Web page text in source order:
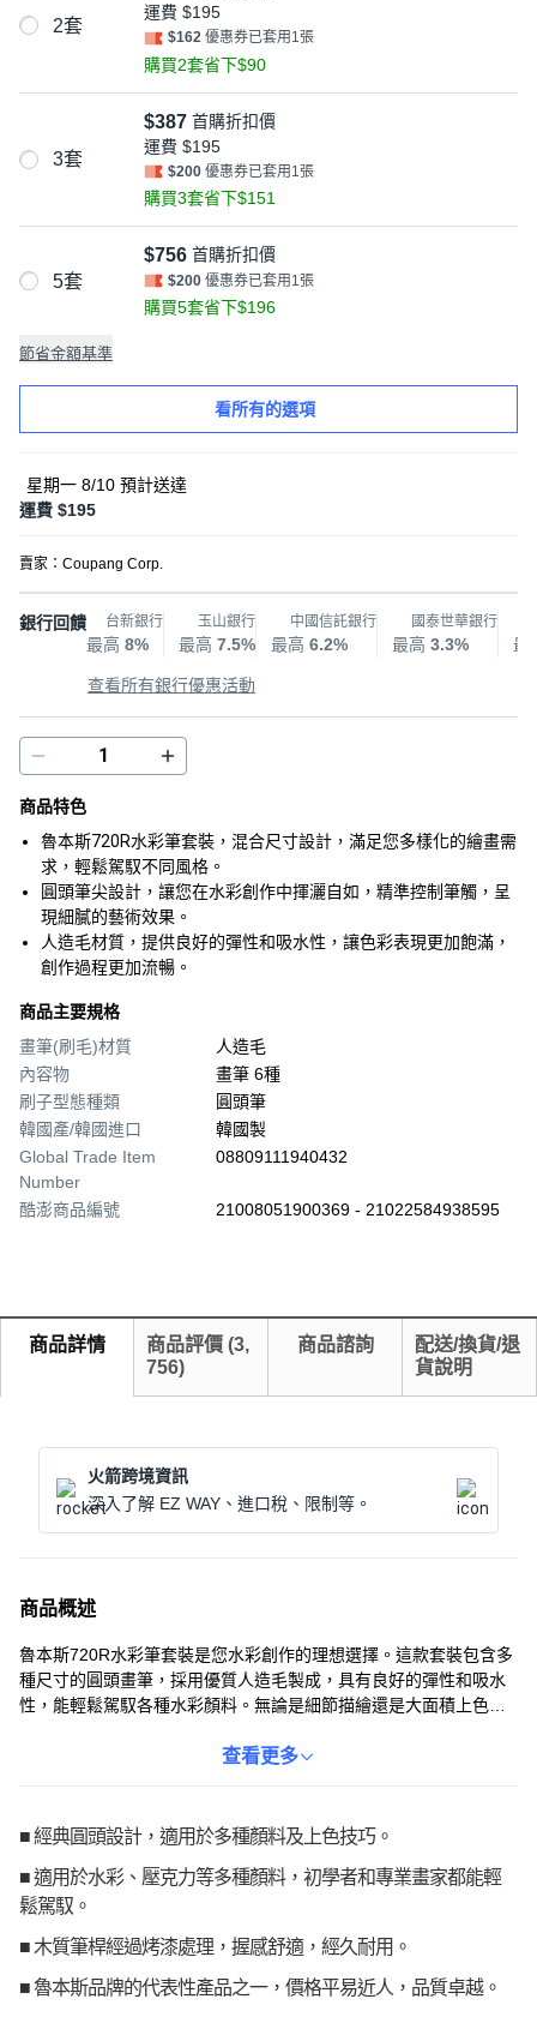
2套
運費 $195
$162 優惠券已套用1張
購買2套省下$90
3套
$387 首購折扣價
運費 $195
$200 優惠券已套用1張
購買3套省下$151
5套
$756 首購折扣價
$200 優惠券已套用1張
購買5套省下$196
節省金額基準
看所有的選項
星期一 8/10 預計送達
運費 $195
賣家： Coupang Corp.
銀行回饋 台新銀行
最高 8%
玉山銀行
最高 7.5%
中國信託銀行
最高 6.2%
國泰世華銀行
最高 3.3% 最
查看所有銀行優惠活動
商品特色
魯本斯720R水彩筆套裝，混合尺寸設計，滿足您多樣化的繪畫需
求，輕鬆駕馭不同風格。
圓頭筆尖設計，讓您在水彩創作中揮灑自如，精準控制筆觸，呈
現細膩的藝術效果。
人造毛材質，提供良好的彈性和吸水性，讓色彩表現更加飽滿，
創作過程更加流暢。
商品主要規格
畫筆(刷毛)材質
人造毛
內容物
畫筆 6種
刷子型態種類
圓頭筆
韓國產/韓國進口
韓國製
Global Trade Item
Number
08809111940432
酷澎商品編號 21008051900369 - 21022584938595
商品詳情 商品評價 (3,
756)
商品諮詢
配送/換貨/退
貨說明
火箭跨境資訊
深入了解 EZ WAY、進口稅、限制等。
商品概述
魯本斯720R水彩筆套裝是您水彩創作的理想選擇。這款套裝包含多
種尺寸的圓頭畫筆，採用優質人造毛製成，具有良好的彈性和吸水
性，能輕鬆駕馭各種水彩顏料。無論是細節描繪還是大面積上色，
擇，激發無限創意。適合各程度的水彩愛好者，讓您的作品更加生
查看更多
■ 經典圓頭設計，適用於多種顏料及上色技巧。
■ 適用於水彩、壓克力等多種顏料，初學者和專業畫家都能輕
鬆駕馭。
■ 木質筆桿經過烤漆處理，握感舒適，經久耐用。
■ 魯本斯品牌的代表性產品之一，價格平易近人，品質卓越。